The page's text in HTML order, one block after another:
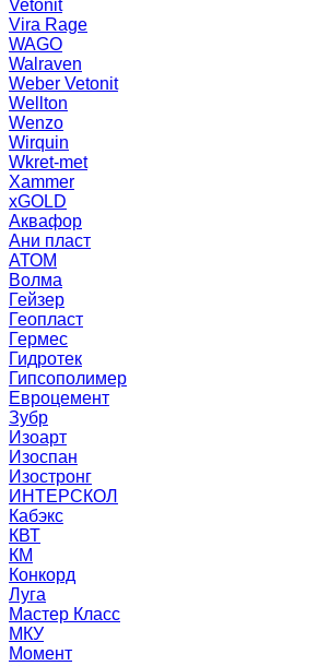
Vetonit
Vira Rage
WAGO
Walraven
Weber Vetonit
Wellton
Wenzo
Wirquin
Wkret-met
Xammer
xGOLD
Аквафор
Ани пласт
АТОМ
Волма
Гейзер
Геопласт
Гермес
Гидротек
Гипсополимер
Евроцемент
Зубр
Изоарт
Изоспан
Изостронг
ИНТЕРСКОЛ
Кабэкс
КВТ
КМ
Конкорд
Луга
Мастер Класс
МКУ
Момент